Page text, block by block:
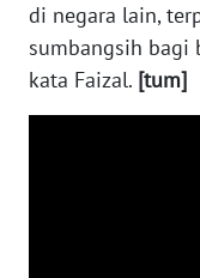
di negara lain,
sumbangsih bagi
kata Faizal. [tum]
WN
TAPANULI
SELATAN